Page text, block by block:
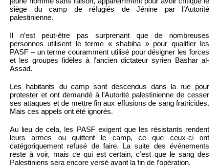
siège du camp de réfugiés de Jénine par l’Autorité
palestinienne.
Il n’est peut-être pas surprenant que de nombreuses
personnes utilisent le terme « shabiha » pour qualifier les
PASF – un terme couramment utilisé pour désigner les forces
et les groupes fidèles à l’ancien dictateur syrien Bashar al-
Assad.
Les habitants du camp sont descendus dans la rue pour
protester et ont demandé à l’Autorité palestinienne de cesser
ses attaques et de mettre fin aux effusions de sang fratricides.
Mais ces appels ont été ignorés.
Au lieu de cela, les PASF exigent que les résistants rendent
leurs armes ou quittent le camp, ce que ceux-ci ont
catégoriquement refusé de faire. La suite des événements
reste à voir, mais ce qui est certain, c’est que le sang des
Palestiniens sera encore versé avant la fin de l’opération.